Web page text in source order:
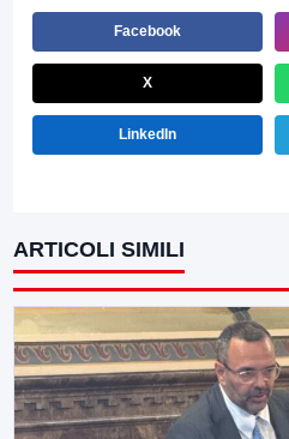
Facebook
X
LinkedIn
ARTICOLI SIMILI